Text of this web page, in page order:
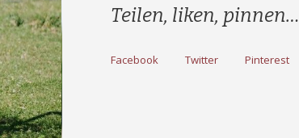
Teilen, liken, pinnen…
Facebook Twitter Pinterest